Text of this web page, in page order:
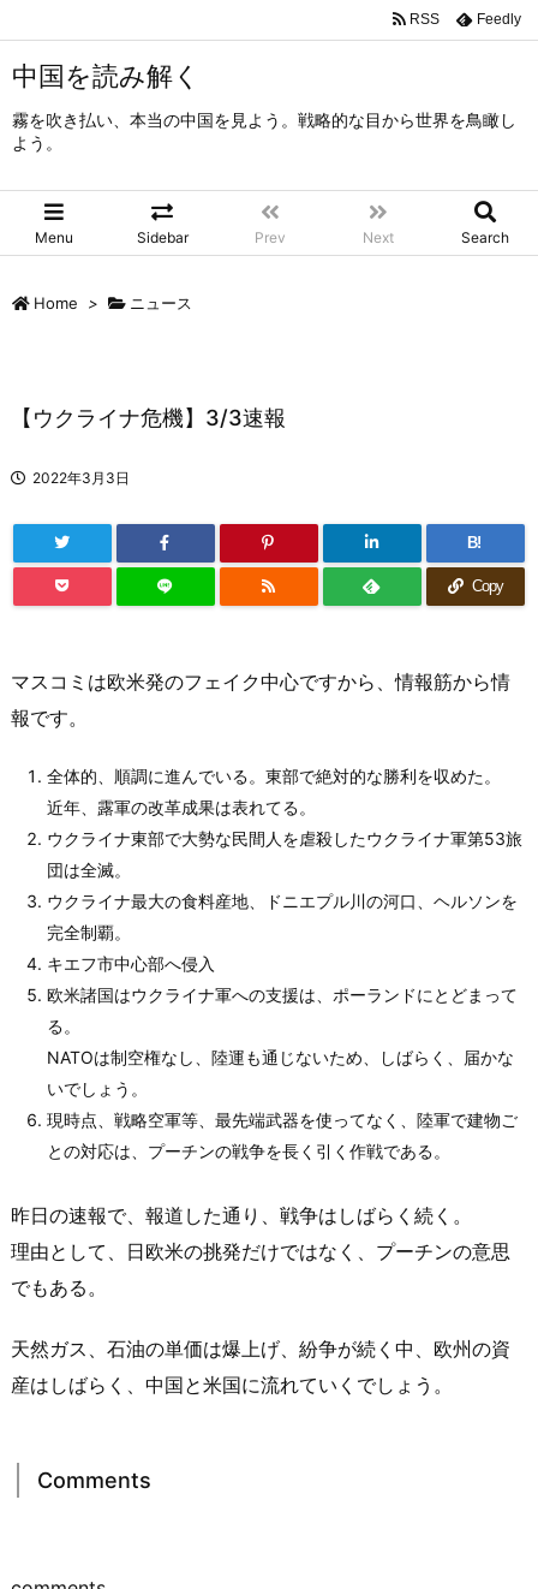
中国を読み解く
霧を吹き払い、本当の中国を見よう。戦略的な目から世界を鳥瞰し
よう。
Menu Sidebar Prev Next Search
RSS Feedly
Home > ニュース
【ウクライナ危機】3/3速報
2022年3月3日
B!
Copy
マスコミは欧米発のフェイク中心ですから、情報筋から情
報です。
全体的、順調に進んでいる。東部で絶対的な勝利を収めた。
近年、露軍の改革成果は表れてる。
ウクライナ東部で大勢な民間人を虐殺したウクライナ軍第53旅
団は全滅。
ウクライナ最大の食料産地、ドニエプル川の河口、ヘルソンを
完全制覇。
キエフ市中心部へ侵入
欧米諸国はウクライナ軍への支援は、ポーランドにとどまって
る。
NATOは制空権なし、陸運も通じないため、しばらく、届かな
いでしょう。
現時点、戦略空軍等、最先端武器を使ってなく、陸軍で建物ご
との対応は、プーチンの戦争を長く引く作戦である。
昨日の速報で、報道した通り、戦争はしばらく続く。
理由として、日欧米の挑発だけではなく、プーチンの意思
でもある。
天然ガス、石油の単価は爆上げ、紛争が続く中、欧州の資
産はしばらく、中国と米国に流れていくでしょう。
Comments